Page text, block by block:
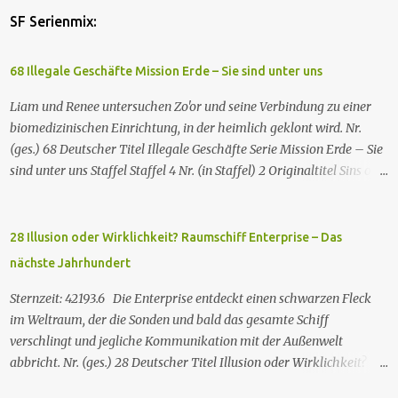
SF Serienmix:
68 Illegale Geschäfte Mission Erde – Sie sind unter uns
Liam und Renee untersuchen Zo'or und seine Verbindung zu einer
biomedizinischen Einrichtung, in der heimlich geklont wird. Nr.
(ges.) 68 Deutscher Titel Illegale Geschäfte Serie Mission Erde – Sie
sind unter uns Staffel Staffel 4 Nr. (in Staffel) 2 Original­titel Sins of
25. Sep. 2001 Es kommt eine außerirdische Rasse, die Taelons oder
Gefährten genannt wird, auf die Erde. Sie bieten den Menschen auf
Hungersnöte eindämmen, Umweltprobleme lösen und Konflikte
beenden können. Im Gegenzug verlangen sie, dass man sie auf der
Erde leben lässt. Doch eine Gruppe von Erdlingen, die an der
Freundlichkeit der Taelons zweifelt, organisiert eine
28 Illusion oder Wirklichkeit? Raumschiff Enterprise – Das
nächste Jahrhundert
Sternzeit: 42193.6 Die Enterprise entdeckt einen schwarzen Fleck
im Weltraum, der die Sonden und bald das gesamte Schiff
verschlingt und jegliche Kommunikation mit der Außenwelt
abbricht. Nr. (ges.) 28 Deutscher Titel Illusion oder Wirklichkeit?